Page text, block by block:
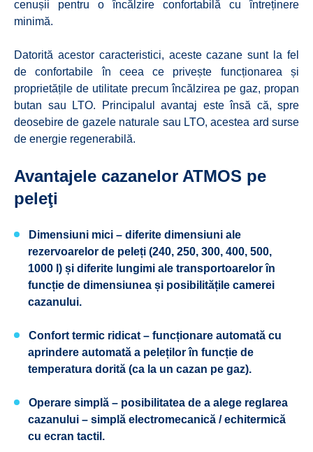
cenușii pentru o încălzire confortabilă cu întreținere
minimă.
Datorită acestor caracteristici, aceste cazane sunt la fel
de confortabile în ceea ce privește funcționarea și
proprietățile de utilitate precum încălzirea pe gaz, propan
butan sau LTO. Principalul avantaj este însă că, spre
deosebire de gazele naturale sau LTO, acestea ard surse
de energie regenerabilă.
Avantajele cazanelor ATMOS pe
peleţi
Dimensiuni mici – diferite dimensiuni ale
rezervoarelor de peleți (240, 250, 300, 400, 500,
1000 l) și diferite lungimi ale transportoarelor în
funcție de dimensiunea și posibilitățile camerei
cazanului.
Confort termic ridicat – funcționare automată cu
aprindere automată a peleților în funcție de
temperatura dorită (ca la un cazan pe gaz).
Operare simplă – posibilitatea de a alege reglarea
cazanului – simplă electromecanică / echitermică
cu ecran tactil.